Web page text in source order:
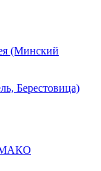
(Минский
Берестовица)